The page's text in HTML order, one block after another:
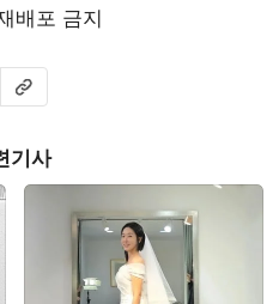
배포 금지
하기
공유하기
URL복사
기사